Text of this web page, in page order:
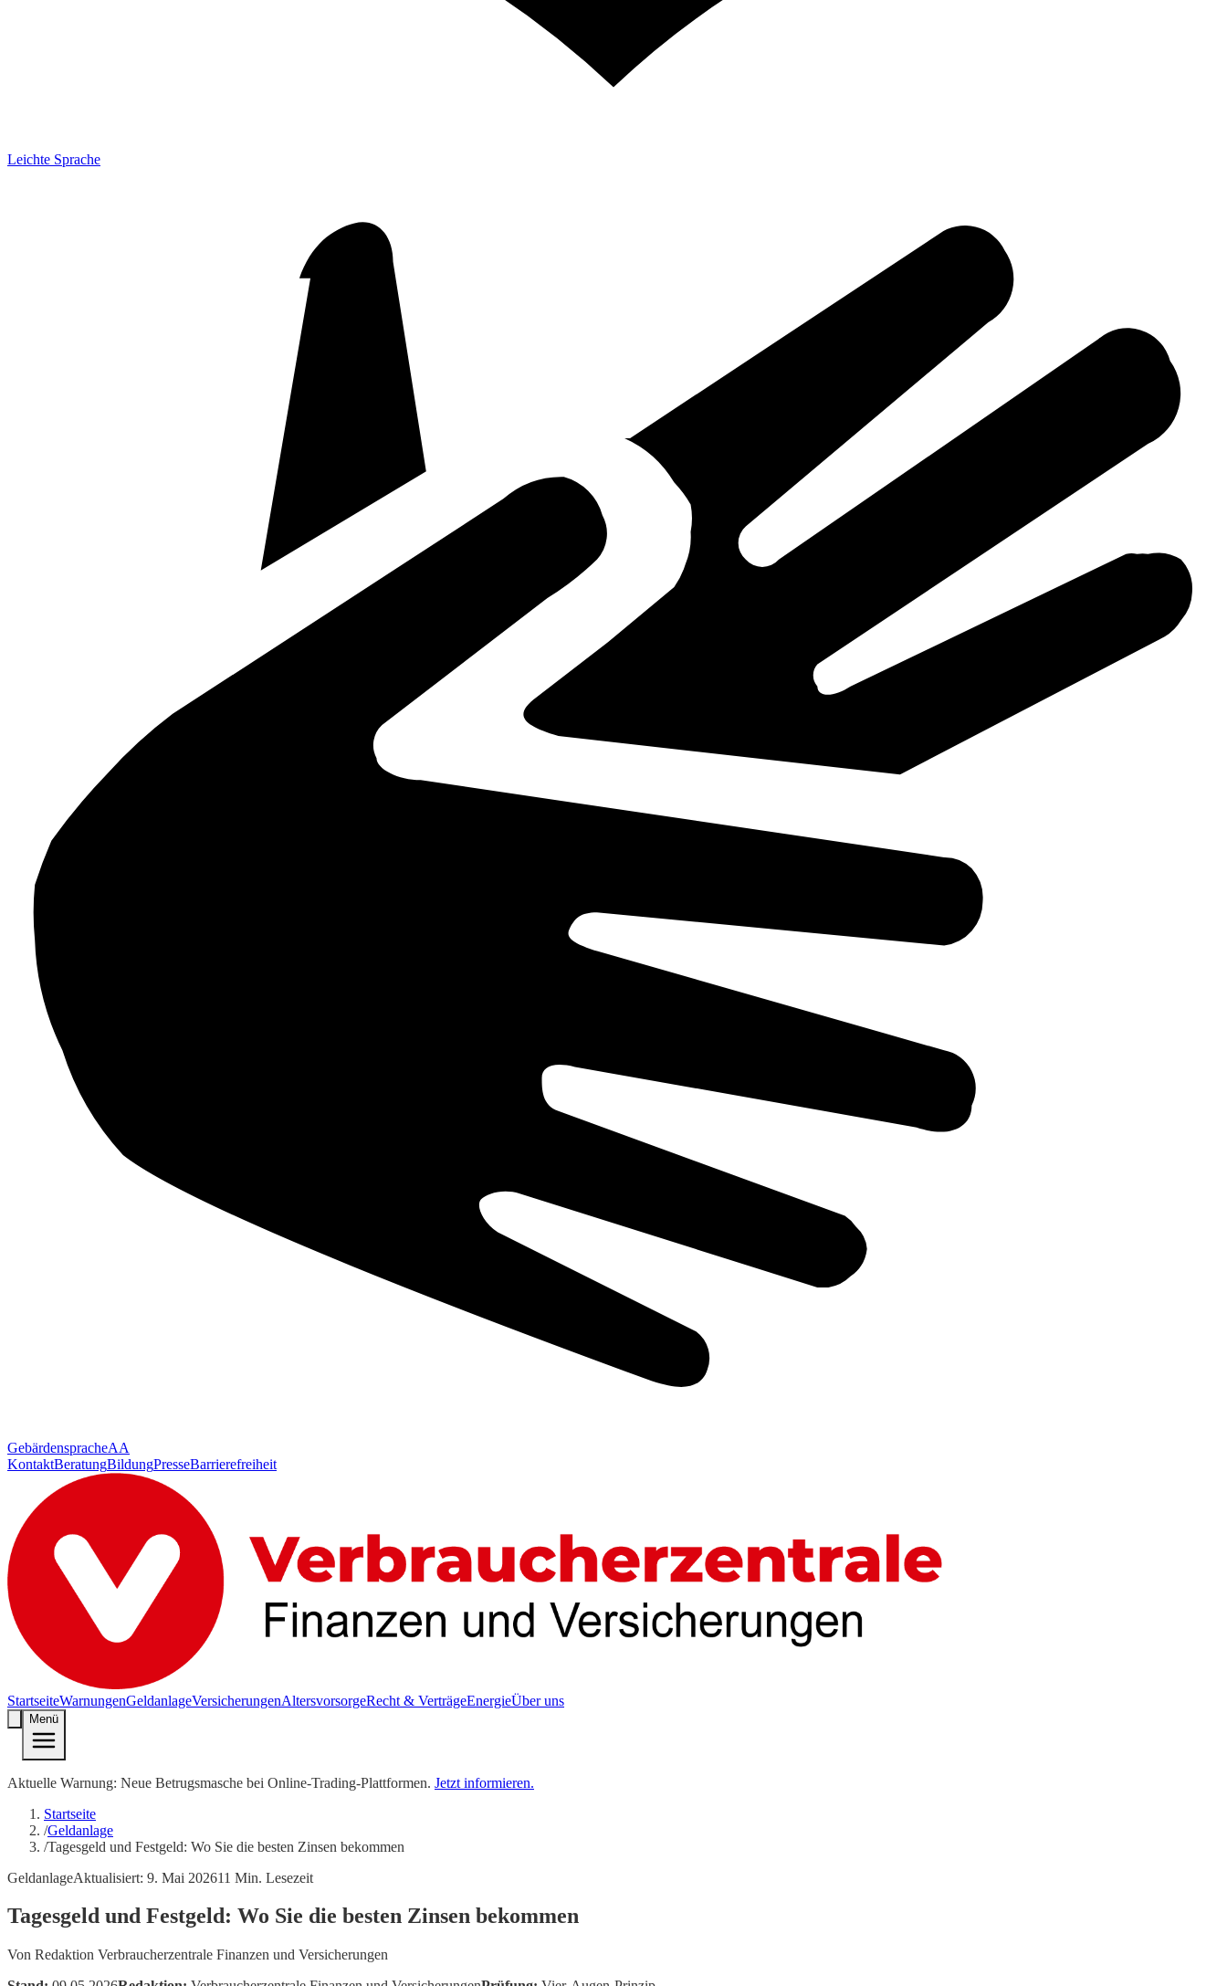
Leichte Sprache
GebärdenspracheAA
KontaktBeratungBildungPresseBarrierefreiheit
StartseiteWarnungenGeldanlageVersicherungenAltersvorsorgeRecht & VerträgeEnergieÜber uns
Menü
Aktuelle Warnung: Neue Betrugsmasche bei Online-Trading-Plattformen. Jetzt informieren.
Startseite
/Geldanlage
/Tagesgeld und Festgeld: Wo Sie die besten Zinsen bekommen
GeldanlageAktualisiert: 9. Mai 202611 Min. Lesezeit
Tagesgeld und Festgeld: Wo Sie die besten Zinsen bekommen
Von Redaktion Verbraucherzentrale Finanzen und Versicherungen